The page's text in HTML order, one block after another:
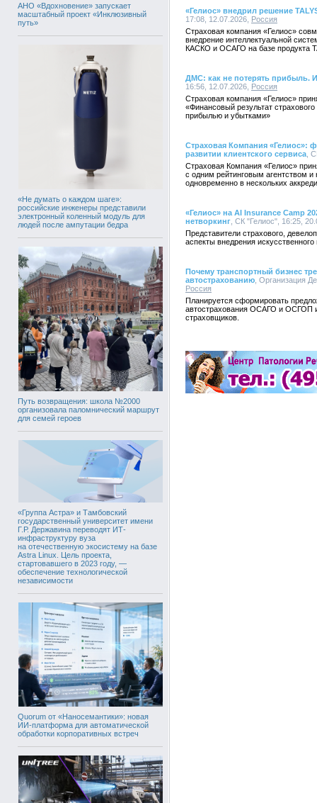
АНО «Вдохновение» запускает
масштабный проект «Инклюзивный
путь»
«Не думать о каждом шаге»:
российские инженеры представили
электронный коленный модуль для
людей после ампутации бедра
Путь возвращения: школа №2000
организовала паломнический маршрут
для семей героев
«Группа Астра» и Тамбовский
государственный университет имени
Г.Р. Державина переводят ИТ-
инфраструктуру вуза
на отечественную экосистему на базе
Astra Linux. Цель проекта,
стартовавшего в 2023 году, —
обеспечение технологической
независимости
Quorum от «Наносемантики»: новая
ИИ-платформа для автоматической
обработки корпоративных встреч
«Гелиос» внедрил решение
17:08, 12.07.2026, Россия
Страховая компания «Гелиос»
внедрение интеллектуальной
КАСКО и ОСАГО на базе продукта
ДМС: как не потерять прибыль.
16:56, 12.07.2026, Россия
Страховая компания «Гелиос»
«Финансовый результат
прибылью и убытками»
Страховая Компания «Гелиос»:
развитии клиентского сервиса ,
Страховая Компания «Гелиос»
с одним рейтинговым агентством и
одновременно в нескольких
«Гелиос» на AI Insurance Camp
нетворкинг , СК "Гелиос", 16:25,
Представители страхового,
аспекты внедрения
Почему транспортный бизнес
автострахованию , Организация
Россия
Планируется сформировать
автострахования ОСАГО и ОСГОП и
страховщиков.